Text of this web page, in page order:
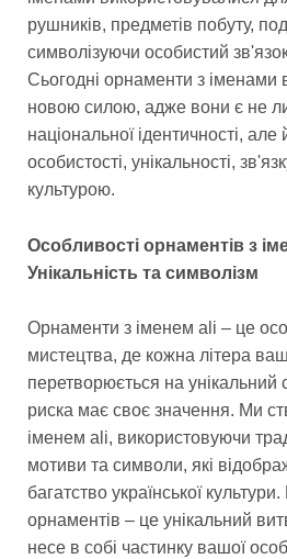
рушників, предметів побуту,
символізуючи особистий
Сьогодні орнаменти з іменами
новою силою, адже вони є не
національної ідентичності,
особистості, унікальності,
культурою.
Особливості орнаментів з
Унікальність та символізм
Орнаменти з іменем ali – це
мистецтва, де кожна літера
перетворюється на
риска має своє значення. Ми
іменем ali, використовуючи
мотиви та символи, які
багатство української
орнаментів – це унікальний
несе в собі частинку вашої